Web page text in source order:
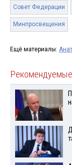
Совет Федерации
Минпросвещения
Ещё материалы: